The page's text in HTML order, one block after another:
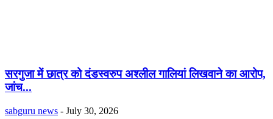
सरगुजा में छात्र को दंडस्वरुप अश्लील गालियां लिखवाने का आरोप,
जांच...
sabguru news - July 30, 2026